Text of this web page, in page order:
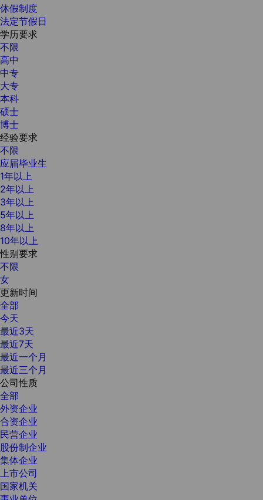
休假制度
法定节假日
学历要求
不限
高中
中专
大专
本科
硕士
博士
经验要求
不限
应届毕业生
1年以上
2年以上
3年以上
5年以上
8年以上
10年以上
性别要求
不限
女
更新时间
全部
今天
最近3天
最近7天
最近一个月
最近三个月
公司性质
全部
外资企业
合资企业
民营企业
股份制企业
集体企业
上市公司
国家机关